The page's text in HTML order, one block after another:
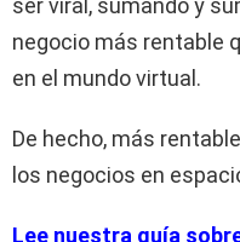
ser viral, sumando y
negocio más rentable
en el mundo virtual.
De hecho, más
los negocios en
Lee nuestra guía